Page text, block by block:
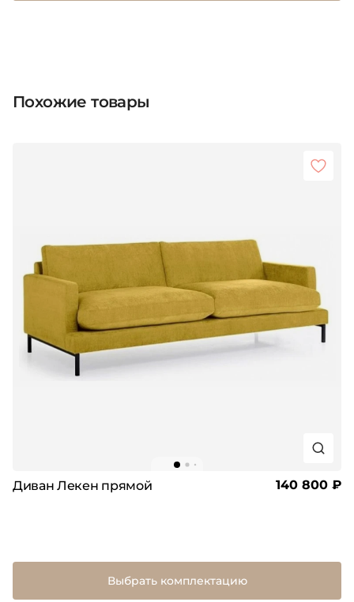
Похожие товары
Диван Лекен прямой 140 800 ₽
Выбрать комплектацию